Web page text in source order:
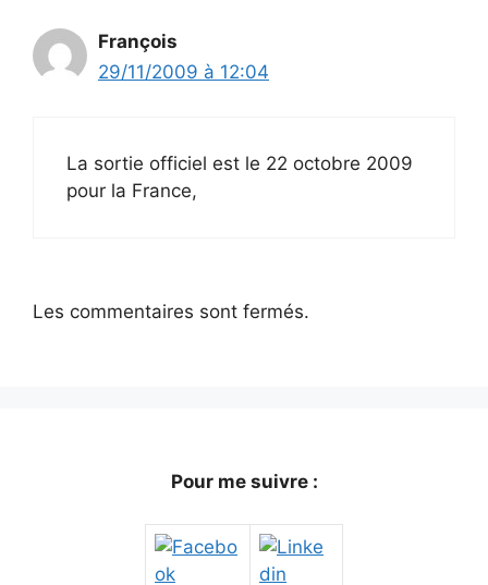
François
29/11/2009 à 12:04
La sortie officiel est le 22 octobre 2009
pour la France,
Les commentaires sont fermés.
Pour me suivre :